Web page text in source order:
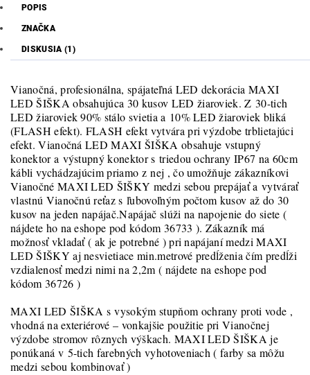
POPIS
ZNAČKA
DISKUSIA (1)
Vianočná, profesionálna, spájateľná LED dekorácia MAXI
LED ŠIŠKA obsahujúca 30 kusov LED žiaroviek. Z 30-tich
LED žiaroviek 90% stálo svietia a 10% LED žiaroviek bliká
(FLASH efekt). FLASH efekt vytvára pri výzdobe trblietajúci
efekt. Vianočná LED MAXI ŠIŠKA obsahuje vstupný
konektor a výstupný konektor s triedou ochrany IP67 na 60cm
kábli vychádzajúcim priamo z nej , čo umožňuje zákazníkovi
Vianočné MAXI LED ŠIŠKY medzi sebou prepájať a vytvárať
vlastnú Vianočnú reťaz s ľubovoľným počtom kusov až do 30
kusov na jeden napájač.Napájač slúži na napojenie do siete (
nájdete ho na eshope pod kódom 36733 ). Zákazník má
možnosť vkladať ( ak je potrebné ) pri napájaní medzi MAXI
LED ŠIŠKY aj nesvietiace min.metrové predĺženia čím predĺži
vzdialenosť medzi nimi na 2,2m ( nájdete na eshope pod
kódom 36726 )
MAXI LED ŠIŠKA s vysokým stupňom ochrany proti vode ,
vhodná na exteriérové – vonkajšie použitie pri Vianočnej
výzdobe stromov rôznych výškach. MAXI LED ŠIŠKA je
ponúkaná v 5-tich farebných vyhotoveniach ( farby sa môžu
medzi sebou kombinovať )